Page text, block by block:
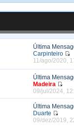
Última
Carpinteiro
11/ago/2020,
Última
Madeira
09/jul/2024,
Última
Duarte
09/dez/2019,